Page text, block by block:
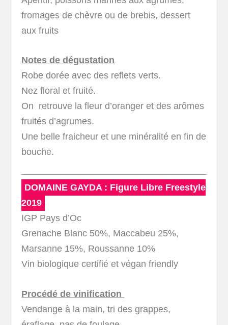
fromages de chèvre ou de brebis, dessert
aux fruits
Notes de dégustation
Robe dorée avec des reflets verts.
Nez floral et fruité.
On retrouve la fleur d’oranger et des arômes
fruités d’agrumes.
Une belle fraicheur et une minéralité en fin de
bouche.
DOMAINE GAYDA : Figure Libre Freestyle
2019
IGP Pays d’Oc
Grenache Blanc 50%, Maccabeu 25%,
Marsanne 15%, Roussanne 10%
Vin biologique certifié et végan friendly
Procédé de vinification
Vendange à la main, tri des grappes,